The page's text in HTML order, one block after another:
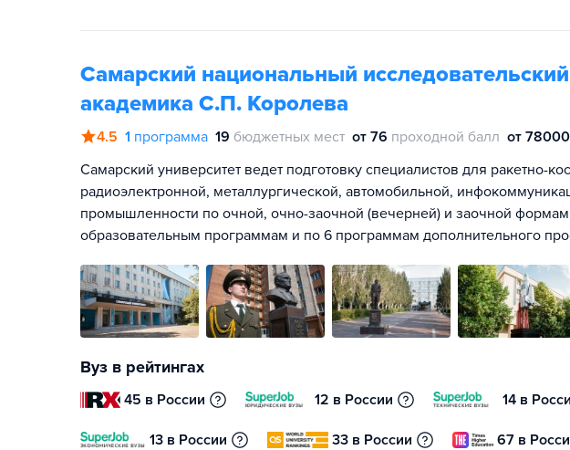
Самарский национальный
академика С.П. Королева
4.5 1 программа 19 бюджетных мест от 76 проходной балл от
Самарский университет ведет подготовку специалистов для ракетно-
радиоэлектронной, металлургической, автомобильной,
промышленности по очной, очно-заочной (вечерней) и заочной
образовательным программам и по 6 программам дополнительного
Вуз в рейтингах
45 в России 12 в России 14 в
13 в России 33 в России 67 в